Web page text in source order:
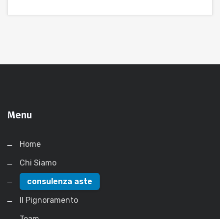
Menu
Home
Chi Siamo
consulenza aste
Il Pignoramento